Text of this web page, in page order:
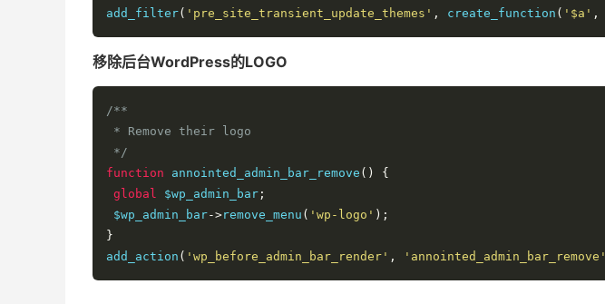
add_filter( 'pre_site_transient_update_themes' , create_function ( '$a' ,
移除后台WordPress的LOGO
/**
*/
function annointed_admin_bar_remove ()
{
global $wp_admin_bar ;
$wp_admin_bar->remove_menu ( 'wp-logo' );
}
add_action ( 'wp_before_admin_bar_render' , 'annointed_admin_bar_remove'